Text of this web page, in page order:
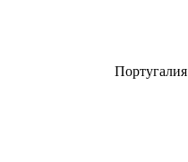
Португалия